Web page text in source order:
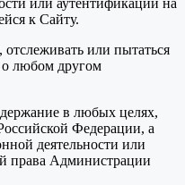
к Сайту.
или пытаться
любом другом
в любых целях,
Федерации, а
деятельности или
права Администрации